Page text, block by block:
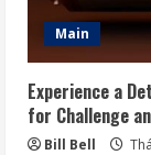
Main
Experience a
for Challenge
Bill Bell